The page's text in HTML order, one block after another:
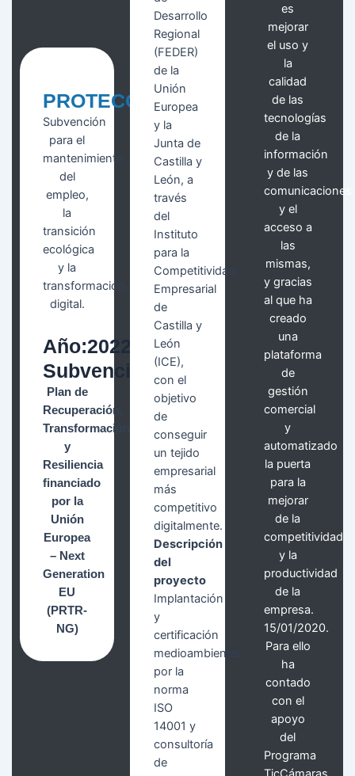
PROTECOM
Subvención
para el
mantenimiento
del
empleo,
la
transición
ecológica
y la
transformación
digital.
Año:2022
Subvención:5.000€
Plan de
Recuperación,
Transformación
y
Resiliencia
financiado
por la
Unión
Europea
– Next
Generation
EU
(PRTR-
NG)
Desarrollo
Regional
(FEDER)
de la
Unión
Europea
y la
Junta de
Castilla y
León, a
través
del
Instituto
para la
Competitividad
Empresarial
de
Castilla y
León
(ICE),
con el
objetivo
de
conseguir
un tejido
empresarial
más
competitivo
digitalmente.
Descripción
del
proyecto
Implantación
y
certificación
medioambiental
por la
norma
ISO
14001 y
consultoría
de
es
mejorar
el uso y
la
calidad
de las
tecnologías
de la
información
y de las
comunicaciones
y el
acceso a
las
mismas,
y gracias
al que ha
creado
una
plataforma
de
gestión
comercial
y
automatizado
la puerta
para la
mejorar
de la
competitividad
y la
productividad
de la
empresa.
15/01/2020.
Para ello
ha
contado
con el
apoyo
del
Programa